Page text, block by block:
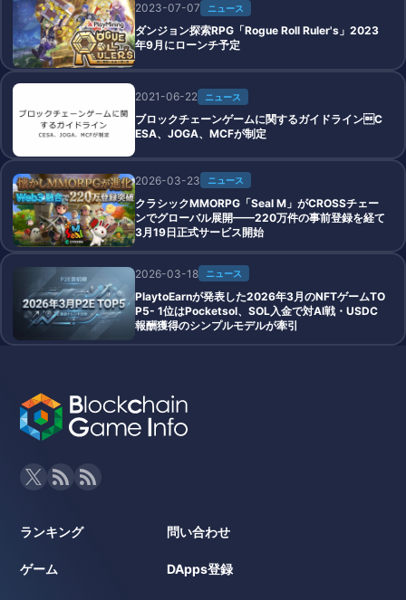
2023-07-07 ニュース
ダンジョン探索RPG「Rogue Roll Ruler's」2023
年9月にローンチ予定
2021-06-22 ニュース
ブロックチェーンゲームに関するガイドラインC
ESA、JOGA、MCFが制定
2026-03-23 ニュース
クラシックMMORPG「Seal M」がCROSSチェー
ンでグローバル展開——220万件の事前登録を経て
3月19日正式サービス開始
2026-03-18 ニュース
PlaytoEarnが発表した2026年3月のNFTゲームTO
P5- 1位はPocketsol、SOL入金で対AI戦・USDC
報酬獲得のシンプルモデルが牽引
ランキング
ゲーム
問い合わせ
DApps登録